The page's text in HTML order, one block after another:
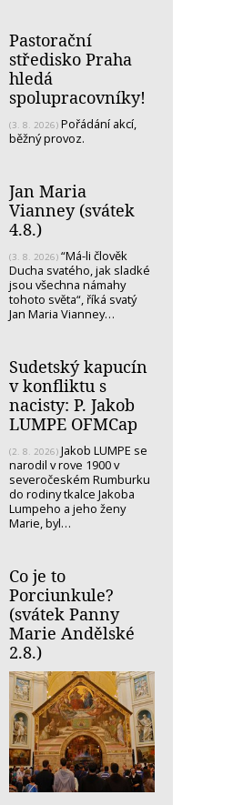
Pastorační
středisko Praha
hledá
spolupracovníky!
(3. 8. 2026) Pořádání akcí,
běžný provoz.
Jan Maria
Vianney (svátek
4.8.)
(3. 8. 2026) “Má-li člověk
Ducha svatého, jak sladké
jsou všechna námahy
tohoto světa“, říká svatý
Jan Maria Vianney…
Sudetský kapucín
v konfliktu s
nacisty: P. Jakob
LUMPE OFMCap
(2. 8. 2026) Jakob LUMPE se
narodil v rove 1900 v
severočeském Rumburku
do rodiny tkalce Jakoba
Lumpeho a jeho ženy
Marie, byl…
Co je to
Porciunkule?
(svátek Panny
Marie Andělské
2.8.)